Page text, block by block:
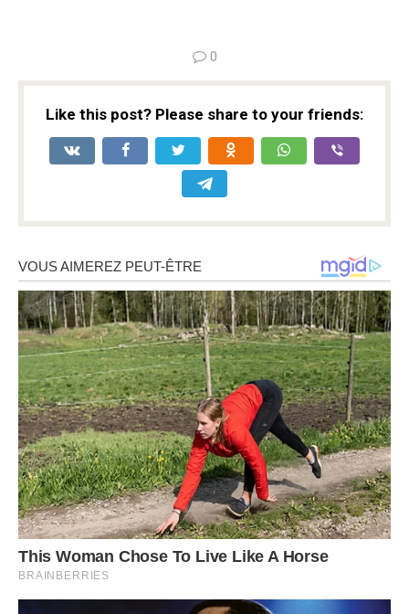
0
Like this post? Please share to your friends: